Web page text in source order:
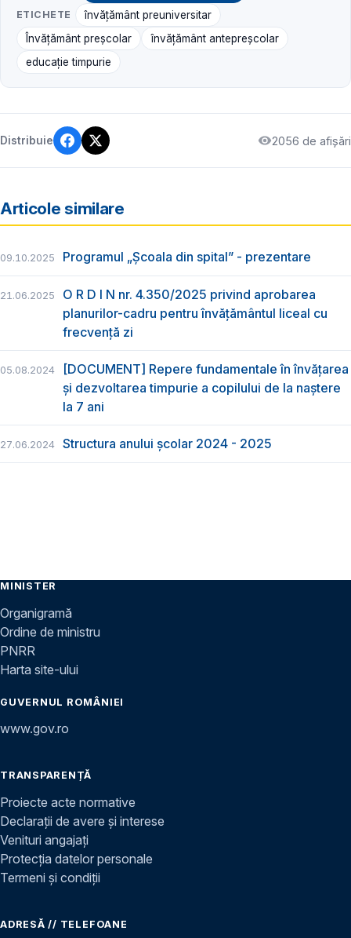
ETICHETE
învățământ preuniversitar
Învățământ preșcolar
învățământ antepreșcolar
educație timpurie
Distribuie 2056 de afișări
Articole similare
09.10.2025 Programul „Școala din spital” - prezentare
21.06.2025
O R D I N nr. 4.350/2025 privind aprobarea
planurilor-cadru pentru învățământul liceal cu
frecvență zi
05.08.2024
[DOCUMENT] Repere fundamentale în învățarea
și dezvoltarea timpurie a copilului de la naștere
la 7 ani
27.06.2024 Structura anului școlar 2024 - 2025
MINISTER
Organigramă
Ordine de ministru
PNRR
Harta site-ului
GUVERNUL ROMÂNIEI
www.gov.ro
TRANSPARENȚĂ
Proiecte acte normative
Declarații de avere și interese
Venituri angajați
Protecția datelor personale
Termeni și condiții
ADRESĂ // TELEFOANE